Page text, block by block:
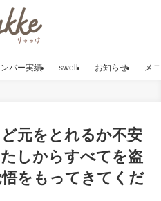
ンバー実績 swell お知らせ メ
ど元をとれるか不安
しからすべてを盗
をもってきてくだ